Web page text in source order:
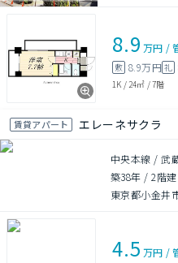
8.9 万円 /
敷 8.9万円礼
1K / 24㎡ /7階
賃貸アパート エレーネサクラ
中央本線 / 武
築38年 /2階建
東京都小金井
4.5 万円 /